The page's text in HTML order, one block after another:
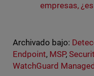
empresas,
Archivado bajo:
Endpoint, MSP,
WatchGuard